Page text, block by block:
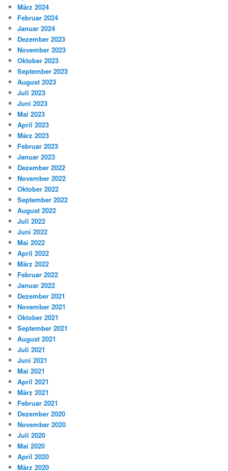
März 2024
Februar 2024
Januar 2024
Dezember 2023
November 2023
Oktober 2023
September 2023
August 2023
Juli 2023
Juni 2023
Mai 2023
April 2023
März 2023
Februar 2023
Januar 2023
Dezember 2022
November 2022
Oktober 2022
September 2022
August 2022
Juli 2022
Juni 2022
Mai 2022
April 2022
März 2022
Februar 2022
Januar 2022
Dezember 2021
November 2021
Oktober 2021
September 2021
August 2021
Juli 2021
Juni 2021
Mai 2021
April 2021
März 2021
Februar 2021
Dezember 2020
November 2020
Juli 2020
Mai 2020
April 2020
März 2020